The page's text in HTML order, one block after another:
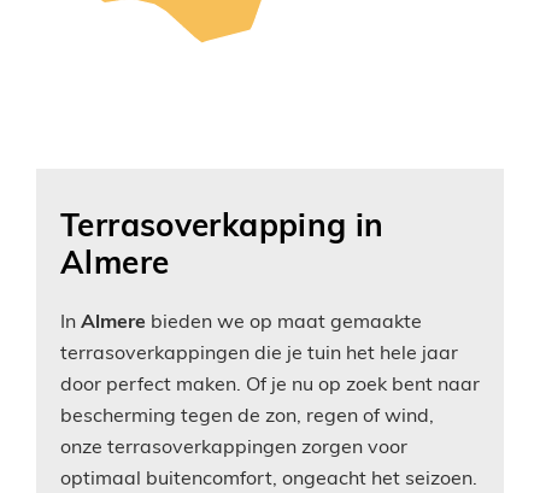
Terrasoverkapping in
Almere
InAlmere bieden we op maat gemaakte
terrasoverkappingen die je tuin het hele jaar
door perfect maken. Of je nu op zoek bent naar
bescherming tegen de zon, regen of wind,
onze terrasoverkappingen zorgen voor
optimaal buitencomfort, ongeacht het seizoen.